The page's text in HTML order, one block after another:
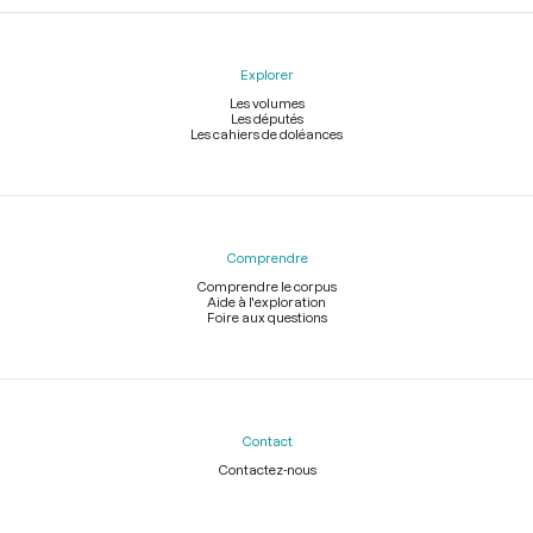
Explorer
Les volumes
Les députés
Les cahiers de doléances
Comprendre
Comprendre le corpus
Aide à l'exploration
Foire aux questions
Contact
Contactez-nous